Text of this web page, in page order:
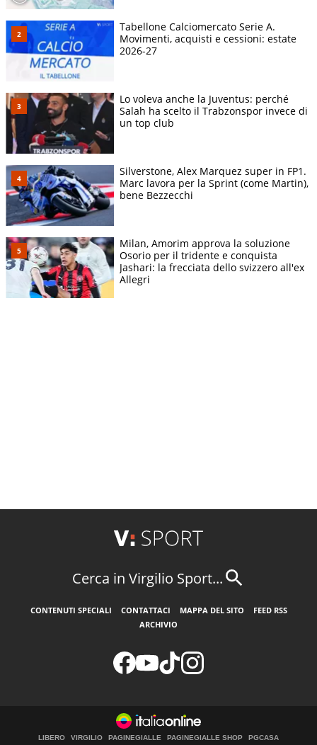
Tabellone Calciomercato Serie A.
Movimenti, acquisti e cessioni: estate
2026-27
Lo voleva anche la Juventus: perché
Salah ha scelto il Trabzonspor invece di
un top club
Silverstone, Alex Marquez super in FP1.
Marc lavora per la Sprint (come Martin),
bene Bezzecchi
Milan, Amorim approva la soluzione
Osorio per il tridente e conquista
Jashari: la frecciata dello svizzero all'ex
Allegri
Cerca in Virgilio Sport...
CONTENUTI SPECIALI CONTATTACI MAPPA DEL SITO
FEED RSS
ARCHIVIO
LIBERO VIRGILIO PAGINEGIALLE PAGINEGIALLE SHOP PGCASA